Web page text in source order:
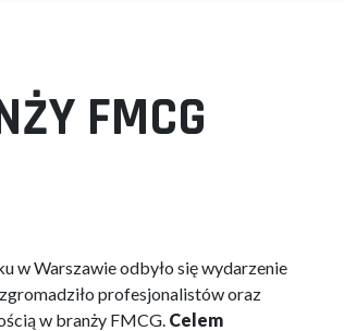
FMCG
w Warszawie odbyło się wydarzenie
zgromadziło profesjonalistów oraz
w branży FMCG. Celem